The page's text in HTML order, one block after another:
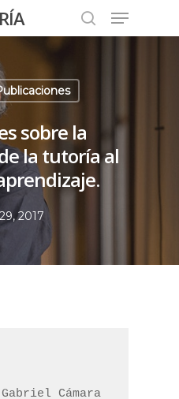
or ESC to close
sobre la
la tutoría al
2017
Cámara